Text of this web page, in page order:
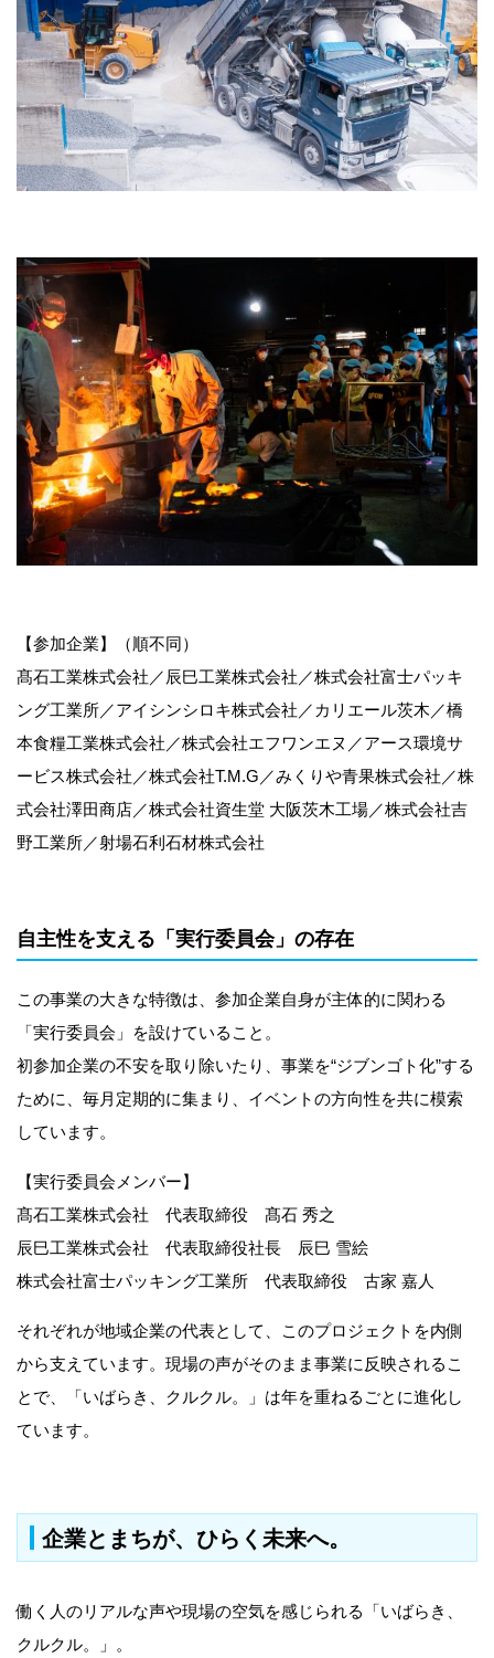
【参加企業】（順不同）
髙石工業株式会社／辰巳工業株式会社／株式会社富士パッキ
ング工業所／アイシンシロキ株式会社／カリエール茨木／橋
本食糧工業株式会社／株式会社エフワンエヌ／アース環境サ
ービス株式会社／株式会社T.M.G／みくりや青果株式会社／株
式会社澤田商店／株式会社資生堂 大阪茨木工場／株式会社吉
野工業所／射場石利石材株式会社
自主性を支える「実行委員会」の存在
この事業の大きな特徴は、参加企業自身が主体的に関わる
「実行委員会」を設けていること。
初参加企業の不安を取り除いたり、事業を“ジブンゴト化”する
ために、毎月定期的に集まり、イベントの方向性を共に模索
しています。
【実行委員会メンバー】
髙石工業株式会社 代表取締役 髙石 秀之
辰巳工業株式会社 代表取締役社長 辰巳 雪絵
株式会社富士パッキング工業所 代表取締役 古家 嘉人
それぞれが地域企業の代表として、このプロジェクトを内側
から支えています。現場の声がそのまま事業に反映されるこ
とで、「いばらき、クルクル。」は年を重ねるごとに進化し
ています。
企業とまちが、ひらく未来へ。
働く人のリアルな声や現場の空気を感じられる「いばらき、
クルクル。」。